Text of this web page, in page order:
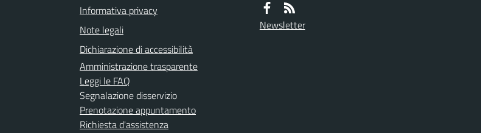
Informativa privacy
Note legali
Dichiarazione di accessibilità
Amministrazione trasparente
Leggi le FAQ
Segnalazione disservizio
Prenotazione appuntamento
Richiesta d'assistenza
Newsletter